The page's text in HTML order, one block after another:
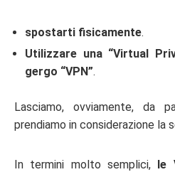
spostarti fisicamente.
Utilizzare una “Virtual
gergo “VPN”.
Lasciamo, ovviamente, da
prendiamo in considerazione la
In termini molto semplici, le